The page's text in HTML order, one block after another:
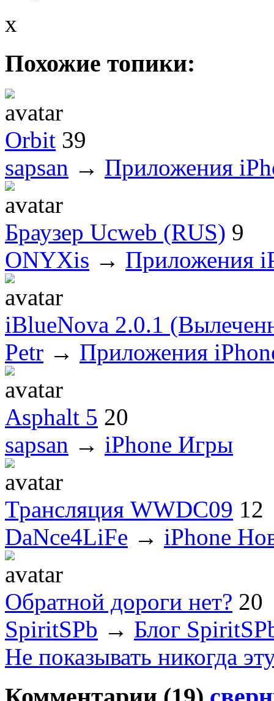
x
Похожие топики:
Orbit 39
sapsan → Приложения
Браузер Ucweb (RUS) 9
ONYXis → Приложения
iBlueNova 2.0.1
Petr → Приложения
Asphalt 5 20
sapsan → iPhone Игры
Трансляция WWDC09 12
DaNce4LiFe → iPhone
Обратной дороги нет? 20
SpiritSPb → Блог
Не показывать никогда